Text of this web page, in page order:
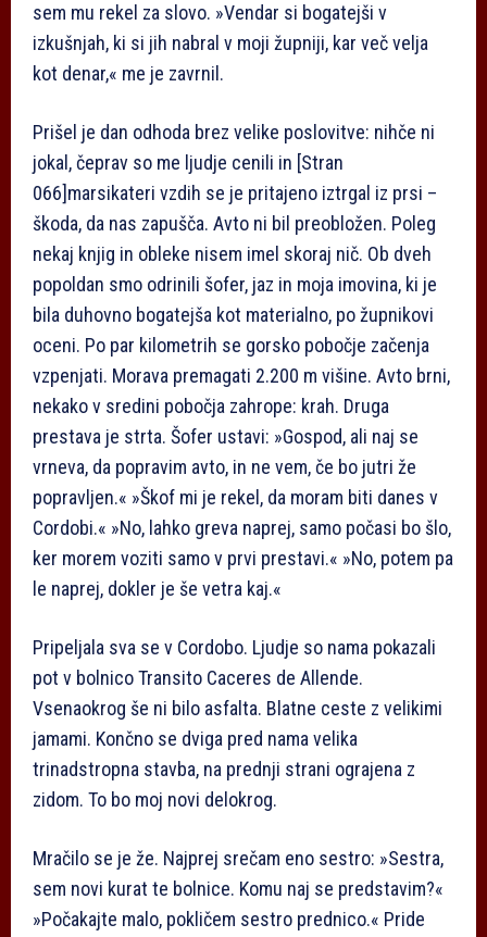
sem mu rekel za slovo. »Vendar si bogatejši v
izkušnjah, ki si jih nabral v moji župniji, kar več velja
kot denar,« me je zavrnil.
Prišel je dan odhoda brez velike poslovitve: nihče ni
jokal, čeprav so me ljudje cenili in [Stran
066]marsikateri vzdih se je pritajeno iztrgal iz prsi –
škoda, da nas zapušča. Avto ni bil preobložen. Poleg
nekaj knjig in obleke nisem imel skoraj nič. Ob dveh
popoldan smo odrinili šofer, jaz in moja imovina, ki je
bila duhovno bogatejša kot materialno, po župnikovi
oceni. Po par kilometrih se gorsko pobočje začenja
vzpenjati. Morava premagati 2.200 m višine. Avto brni,
nekako v sredini pobočja zahrope: krah. Druga
prestava je strta. Šofer ustavi: »Gospod, ali naj se
vrneva, da popravim avto, in ne vem, če bo jutri že
popravljen.« »Škof mi je rekel, da moram biti danes v
Cordobi.« »No, lahko greva naprej, samo počasi bo šlo,
ker morem voziti samo v prvi prestavi.« »No, potem pa
le naprej, dokler je še vetra kaj.«
Pripeljala sva se v Cordobo. Ljudje so nama pokazali
pot v bolnico Transito Caceres de Allende.
Vsenaokrog še ni bilo asfalta. Blatne ceste z velikimi
jamami. Končno se dviga pred nama velika
trinadstropna stavba, na prednji strani ograjena z
zidom. To bo moj novi delokrog.
Mračilo se je že. Najprej srečam eno sestro: »Sestra,
sem novi kurat te bolnice. Komu naj se predstavim?«
»Počakajte malo, pokličem sestro prednico.« Pride